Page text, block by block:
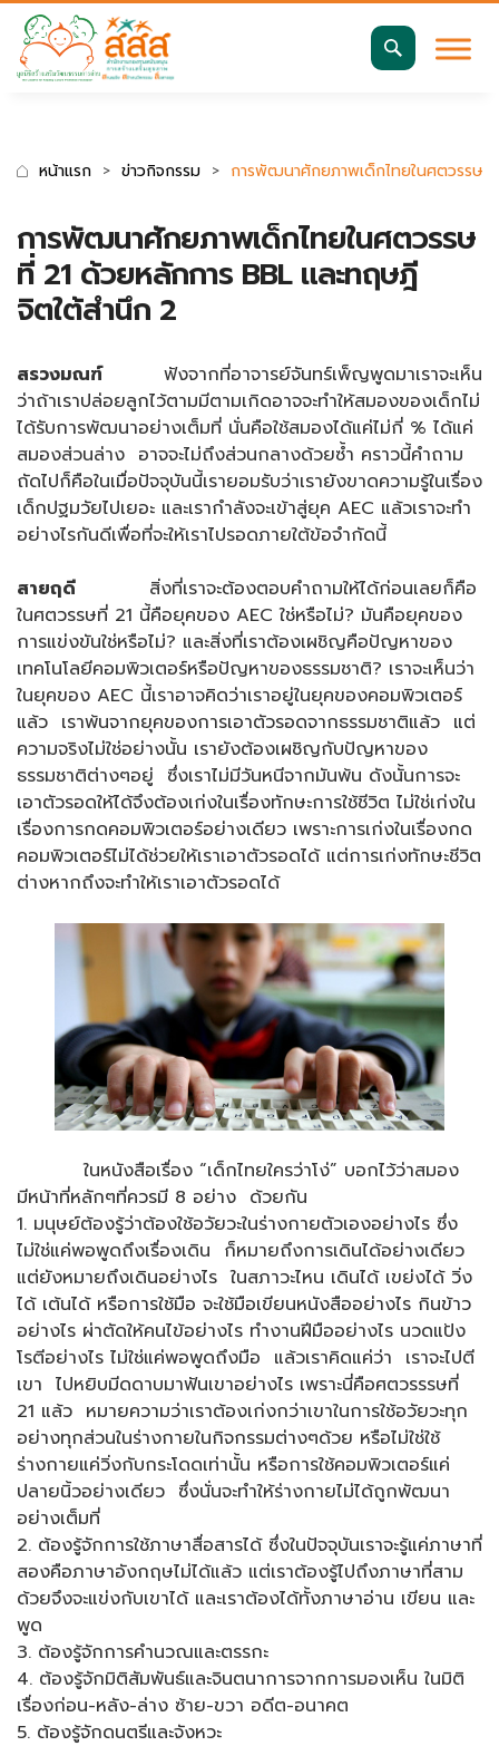
มาตรฐานการเข้าถึงเว็บ WCAG 2.2 AA
หน้าแรก ข่าวกิจกรรม การพัฒนาศักยภาพเด็กไทยในศตวรรษ
การพัฒนาศักยภาพเด็กไทยในศตวรรษ
ที่ 21 ด้วยหลักการ BBL และทฤษฎี
จิตใต้สำนึก 2
สรวงมณฑ์
ฟังจากที่อาจารย์จันทร์เพ็ญพูดมาเราจะเห็น
ว่าถ้าเราปล่อยลูกไว้ตามมีตามเกิดอาจจะทำให้สมองของเด็กไม่
ได้รับการพัฒนาอย่างเต็มที่ นั่นคือใช้สมองได้แค่ไม่กี่ % ได้แค่
สมองส่วนล่าง อาจจะไม่ถึงส่วนกลางด้วยซ้ำ คราวนี้คำถาม
ถัดไปก็คือในเมื่อปัจจุบันนี้เรายอมรับว่าเรายังขาดความรู้ในเรื่อง
เด็กปฐมวัยไปเยอะ และเรากำลังจะเข้าสู่ยุค AEC แล้วเราจะทำ
อย่างไรกันดีเพื่อที่จะให้เราไปรอดภายใต้ข้อจำกัดนี้
สายฤดี
สิ่งที่เราจะต้องตอบคำถามให้ได้ก่อนเลยก็คือ
ในศตวรรษที่ 21 นี้คือยุคของ AEC ใช่หรือไม่? มันคือยุคของ
การแข่งขันใช่หรือไม่? และสิ่งที่เราต้องเผชิญคือปัญหาของ
เทคโนโลยีคอมพิวเตอร์หรือปัญหาของธรรมชาติ? เราจะเห็นว่า
ในยุคของ AEC นี้เราอาจคิดว่าเราอยู่ในยุคของคอมพิวเตอร์
แล้ว เราพ้นจากยุคของการเอาตัวรอดจากธรรมชาติแล้ว แต่
ความจริงไม่ใช่อย่างนั้น เรายังต้องเผชิญกับปัญหาของ
ธรรมชาติต่างๆอยู่ ซึ่งเราไม่มีวันหนีจากมันพ้น ดังนั้นการจะ
เอาตัวรอดให้ได้จึงต้องเก่งในเรื่องทักษะการใช้ชีวิต ไม่ใช่เก่งใน
เรื่องการกดคอมพิวเตอร์อย่างเดียว เพราะการเก่งในเรื่องกด
คอมพิวเตอร์ไม่ได้ช่วยให้เราเอาตัวรอดได้ แต่การเก่งทักษะชีวิต
ต่างหากถึงจะทำให้เราเอาตัวรอดได้
ในหนังสือเรื่อง “เด็กไทยใครว่าโง่” บอกไว้ว่าสมอง
มีหน้าที่หลักๆที่ควรมี 8 อย่าง ด้วยกัน
1. มนุษย์ต้องรู้ว่าต้องใช้อวัยวะในร่างกายตัวเองอย่างไร ซึ่ง
ไม่ใช่แค่พอพูดถึงเรื่องเดิน ก็หมายถึงการเดินได้อย่างเดียว
แต่ยังหมายถึงเดินอย่างไร ในสภาวะไหน เดินได้ เขย่งได้ วิ่ง
ได้ เต้นได้ หรือการใช้มือ จะใช้มือเขียนหนังสืออย่างไร กินข้าว
อย่างไร ผ่าตัดให้คนไข้อย่างไร ทำงานฝีมืออย่างไร นวดแป้ง
โรตีอย่างไร ไม่ใช่แค่พอพูดถึงมือ แล้วเราคิดแค่ว่า เราจะไปตี
เขา ไปหยิบมีดดาบมาฟันเขาอย่างไร เพราะนี่คือศตวรรรษที่
21 แล้ว หมายความว่าเราต้องเก่งกว่าเขาในการใช้อวัยวะทุก
อย่างทุกส่วนในร่างกายในกิจกรรมต่างๆด้วย หรือไม่ใช่ใช้
ร่างกายแค่วิ่งกับกระโดดเท่านั้น หรือการใช้คอมพิวเตอร์แค่
ปลายนิ้วอย่างเดียว ซึ่งนั่นจะทำให้ร่างกายไม่ได้ถูกพัฒนา
อย่างเต็มที่
2. ต้องรู้จักการใช้ภาษาสื่อสารได้ ซึ่งในปัจจุบันเราจะรู้แค่ภาษาที่
สองคือภาษาอังกฤษไม่ได้แล้ว แต่เราต้องรู้ไปถึงภาษาที่สาม
ด้วยจึงจะแข่งกับเขาได้ และเราต้องได้ทั้งภาษาอ่าน เขียน และ
พูด
3. ต้องรู้จักการคำนวณและตรรกะ
4. ต้องรู้จักมิติสัมพันธ์และจินตนาการจากการมองเห็น ในมิติ
เรื่องก่อน-หลัง-ล่าง ซ้าย-ขวา อดีต-อนาคต
5. ต้องรู้จักดนตรีและจังหวะ